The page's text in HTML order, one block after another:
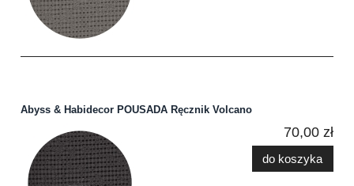
Abyss & Habidecor POUSADA Ręcznik Volcano
70,00 zł
do koszyka